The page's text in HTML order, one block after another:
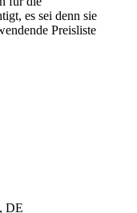
es sei denn sie
Preisliste
DE